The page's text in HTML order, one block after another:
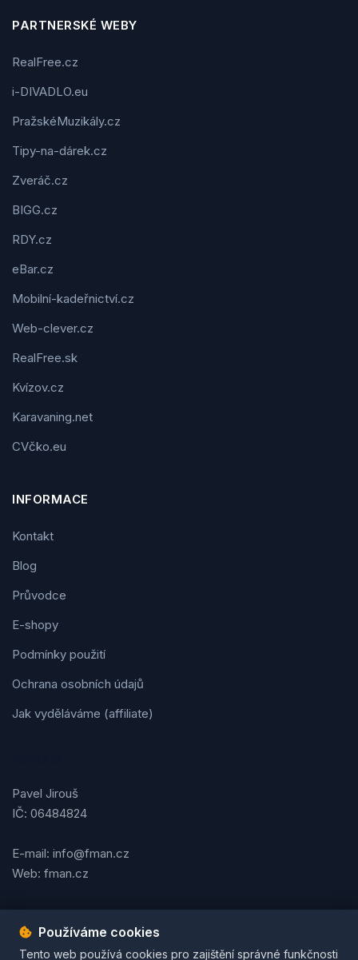
PARTNERSKÉ WEBY
RealFree.cz
i-DIVADLO.eu
PražskéMuzikály.cz
Tipy-na-dárek.cz
Zveráč.cz
BIGG.cz
RDY.cz
eBar.cz
Mobilní-kadeřnictví.cz
Web-clever.cz
RealFree.sk
Kvízov.cz
Karavaning.net
CVčko.eu
INFORMACE
Kontakt
Blog
Průvodce
E-shopy
Podmínky použití
Ochrana osobních údajů
Jak vyděláváme (affiliate)
Pavel Jirouš
IČ: 06484824
E-mail: info@fman.cz
Web: fman.cz
Podmínky použitíOchrana osobních údajůCookies
Používáme cookies
Tento web používá cookies pro zajištění správné funkčnosti